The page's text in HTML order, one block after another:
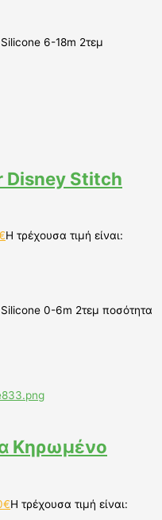
6-18m 2τεμ
Disney Stitch
Η τρέχουσα τιμή είναι:
0-6m 2τεμ ποσότητα
Kηρωμένο
€Η τρέχουσα τιμή είναι: